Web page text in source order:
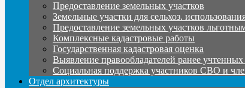
Предоставление земельных участков
Земельные участки для сельхоз.
Предоставление земельных участков
Комплексные кадастровые работы
Государственная кадастровая оценка
Выявление правообладателей ранее
Социальная поддержка участников СВО и
Отдел архитектуры